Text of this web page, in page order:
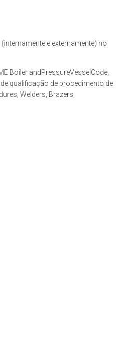
e externamente) no
Boiler andPressureVesselCode,
qualificação de procedimento de
Welders, Brazers,